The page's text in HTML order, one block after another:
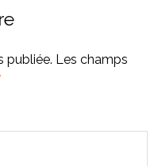
publiée. Les champs